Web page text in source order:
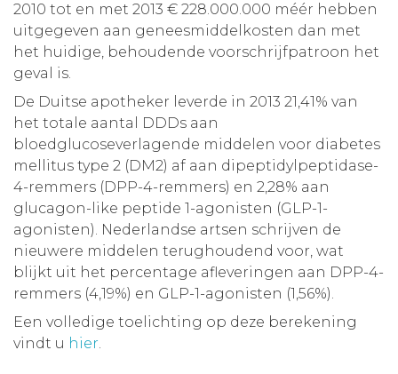
2010 tot en met 2013 € 228.000.000 méér hebben
uitgegeven aan geneesmiddelkosten dan met
het huidige, behoudende voorschrijfpatroon het
geval is.
De Duitse apotheker leverde in 2013 21,41% van
het totale aantal DDDs aan
bloedglucoseverlagende middelen voor diabetes
mellitus type 2 (DM2) af aan dipeptidylpeptidase-
4-remmers (DPP-4-remmers) en 2,28% aan
glucagon-like peptide 1-agonisten (GLP-1-
agonisten). Nederlandse artsen schrijven de
nieuwere middelen terughoudend voor, wat
blijkt uit het percentage afleveringen aan DPP-4-
remmers (4,19%) en GLP-1-agonisten (1,56%).
Een volledige toelichting op deze berekening
vindt u hier.